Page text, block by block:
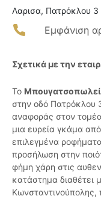
Λαρισα, Πατρόκλου 3
Εμφάνιση
Σχετικά με την
Το
στην οδό Πατρόκλου
αναφοράς στον
μια ευρεία γκάμα
επιλεγμένα
προσήλωση στην
φήμη χάρη στις
κατάστημα διαθέτει
Κωνσταντινούπολης,